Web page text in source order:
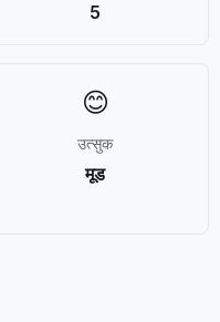
5
😊
उत्सुक
मूड